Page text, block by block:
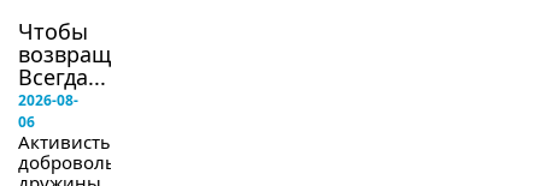
Чтобы
возвращались.
Всегда...
2026-08-
06
Активисты
добровольной